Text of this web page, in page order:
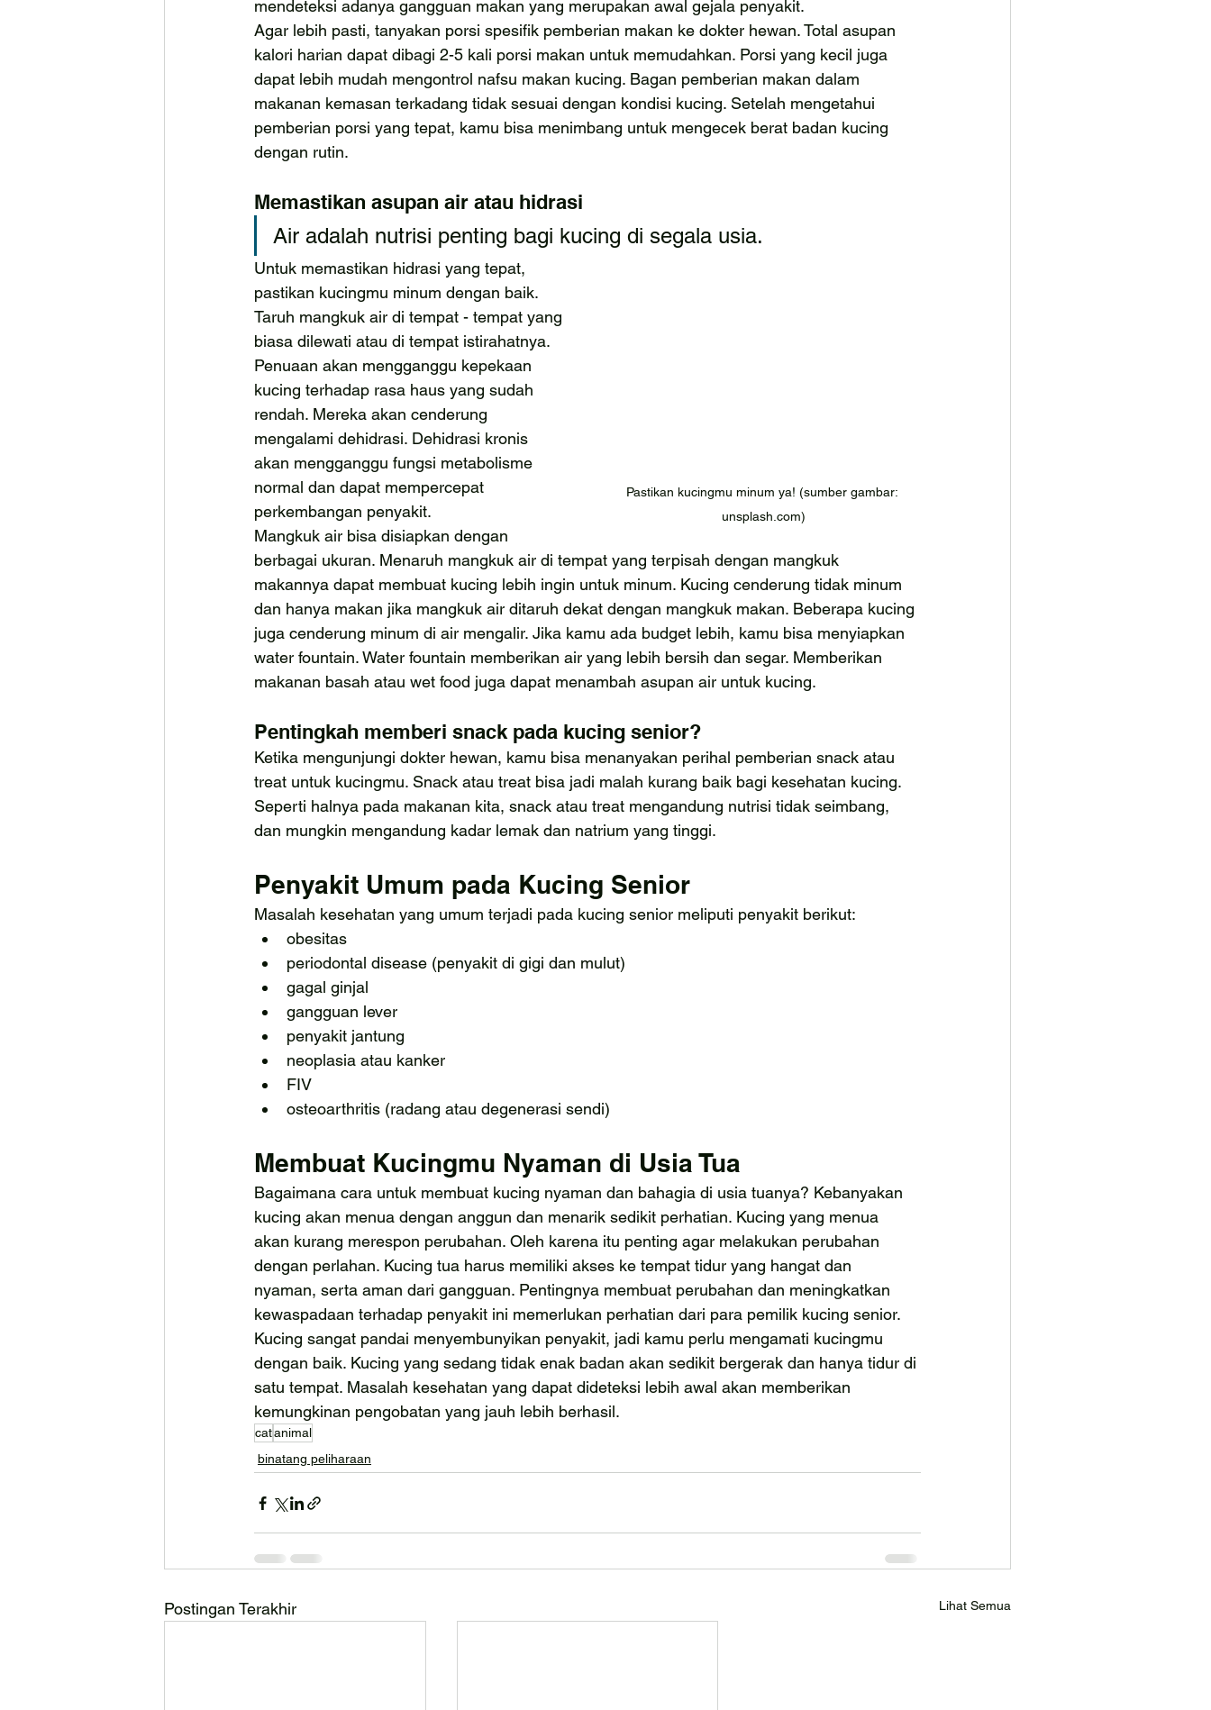
mendeteksi adanya gangguan makan yang merupakan awal gejala penyakit.
Agar lebih pasti, tanyakan porsi spesifik pemberian makan ke dokter hewan. Total asupan
kalori harian dapat dibagi 2-5 kali porsi makan untuk memudahkan. Porsi yang kecil juga
dapat lebih mudah mengontrol nafsu makan kucing. Bagan pemberian makan dalam
makanan kemasan terkadang tidak sesuai dengan kondisi kucing. Setelah mengetahui
pemberian porsi yang tepat, kamu bisa menimbang untuk mengecek berat badan kucing
dengan rutin.
Memastikan asupan air atau hidrasi
Air adalah nutrisi penting bagi kucing di segala usia.
Pastikan kucingmu minum ya! (sumber gambar:
unsplash.com)
Untuk memastikan hidrasi yang tepat,
pastikan kucingmu minum dengan baik.
Taruh mangkuk air di tempat - tempat yang
biasa dilewati atau di tempat istirahatnya.
Penuaan akan mengganggu kepekaan
kucing terhadap rasa haus yang sudah
rendah. Mereka akan cenderung
mengalami dehidrasi. Dehidrasi kronis
akan mengganggu fungsi metabolisme
normal dan dapat mempercepat
perkembangan penyakit.
Mangkuk air bisa disiapkan dengan
berbagai ukuran. Menaruh mangkuk air di tempat yang terpisah dengan mangkuk
makannya dapat membuat kucing lebih ingin untuk minum. Kucing cenderung tidak minum
dan hanya makan jika mangkuk air ditaruh dekat dengan mangkuk makan. Beberapa kucing
juga cenderung minum di air mengalir. Jika kamu ada budget lebih, kamu bisa menyiapkan
water fountain. Water fountain memberikan air yang lebih bersih dan segar. Memberikan
makanan basah atau wet food juga dapat menambah asupan air untuk kucing.
Pentingkah memberi snack pada kucing senior?
Ketika mengunjungi dokter hewan, kamu bisa menanyakan perihal pemberian snack atau
treat untuk kucingmu. Snack atau treat bisa jadi malah kurang baik bagi kesehatan kucing.
Seperti halnya pada makanan kita, snack atau treat mengandung nutrisi tidak seimbang,
dan mungkin mengandung kadar lemak dan natrium yang tinggi.
Penyakit Umum pada Kucing Senior
Masalah kesehatan yang umum terjadi pada kucing senior meliputi penyakit berikut:
obesitas
periodontal disease (penyakit di gigi dan mulut)
gagal ginjal
gangguan lever
penyakit jantung
neoplasia atau kanker
FIV
osteoarthritis (radang atau degenerasi sendi)
Membuat Kucingmu Nyaman di Usia Tua
Bagaimana cara untuk membuat kucing nyaman dan bahagia di usia tuanya? Kebanyakan
kucing akan menua dengan anggun dan menarik sedikit perhatian. Kucing yang menua
akan kurang merespon perubahan. Oleh karena itu penting agar melakukan perubahan
dengan perlahan. Kucing tua harus memiliki akses ke tempat tidur yang hangat dan
nyaman, serta aman dari gangguan. Pentingnya membuat perubahan dan meningkatkan
kewaspadaan terhadap penyakit ini memerlukan perhatian dari para pemilik kucing senior.
Kucing sangat pandai menyembunyikan penyakit, jadi kamu perlu mengamati kucingmu
dengan baik. Kucing yang sedang tidak enak badan akan sedikit bergerak dan hanya tidur di
satu tempat. Masalah kesehatan yang dapat dideteksi lebih awal akan memberikan
kemungkinan pengobatan yang jauh lebih berhasil.
catanimal
binatang peliharaan
Postingan Terakhir Lihat Semua